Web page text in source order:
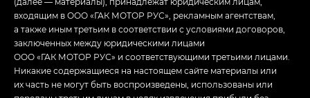
входящим в ООО «ГАК МОТОР РУС», рекламным агентствам,
а также иным третьим в соответствии с условиями договоров,
заключенных между юридическими лицами
ООО «ГАК МОТОР РУС» и соответствующими третьими лицами.
Никакие содержащиеся на настоящем сайте материалы или
их часть не могут быть воспроизведены, использованы или